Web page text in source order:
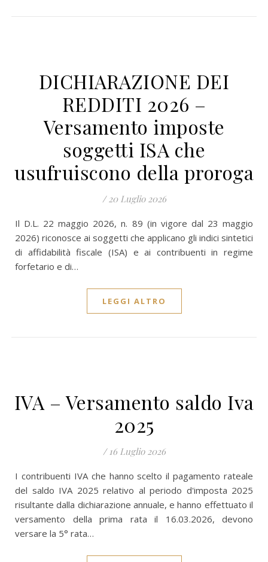
DICHIARAZIONE DEI
REDDITI 2026 –
Versamento imposte
soggetti ISA che
usufruiscono della proroga
/ 20 Luglio 2026
Il D.L. 22 maggio 2026, n. 89 (in vigore dal 23 maggio
2026) riconosce ai soggetti che applicano gli indici sintetici
di affidabilità fiscale (ISA) e ai contribuenti in regime
forfetario e di…
LEGGI ALTRO
IVA – Versamento saldo Iva
2025
/ 16 Luglio 2026
I contribuenti IVA che hanno scelto il pagamento rateale
del saldo IVA 2025 relativo al periodo d'imposta 2025
risultante dalla dichiarazione annuale, e hanno effettuato il
versamento della prima rata il 16.03.2026, devono
versare la 5° rata…